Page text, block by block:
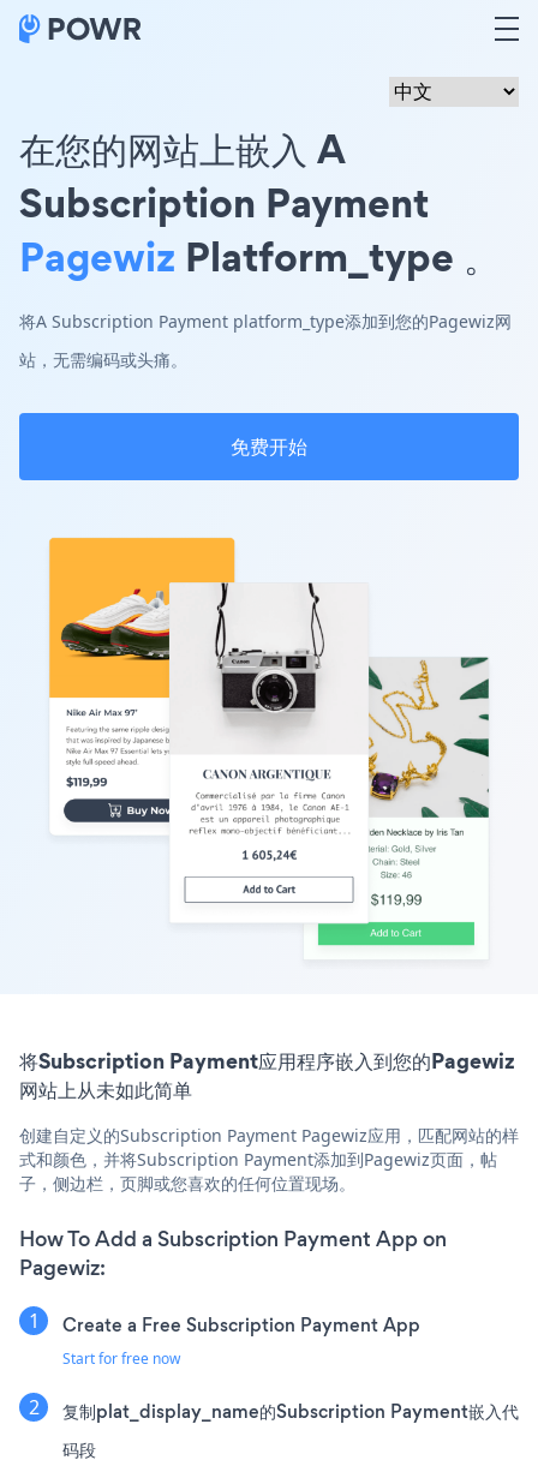
在您的网站上嵌入 A
Subscription Payment
Pagewiz Platform_type 。
将A Subscription Payment platform_type添加到您的Pagewiz网
站，无需编码或头痛。
免费开始
将Subscription Payment应用程序嵌入到您的Pagewiz
网站上从未如此简单
创建自定义的Subscription Payment Pagewiz应用，匹配网站的样
式和颜色，并将Subscription Payment添加到Pagewiz页面，帖
子，侧边栏，页脚或您喜欢的任何位置现场。
How To Add a Subscription Payment App on
Pagewiz:
Create a Free Subscription Payment App
Start for free now
复制plat_display_name的Subscription Payment嵌入代
码段